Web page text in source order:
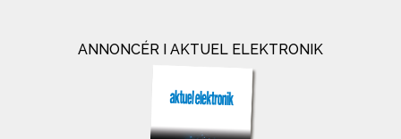
ANNONCÉR I AKTUEL ELEKTRONIK